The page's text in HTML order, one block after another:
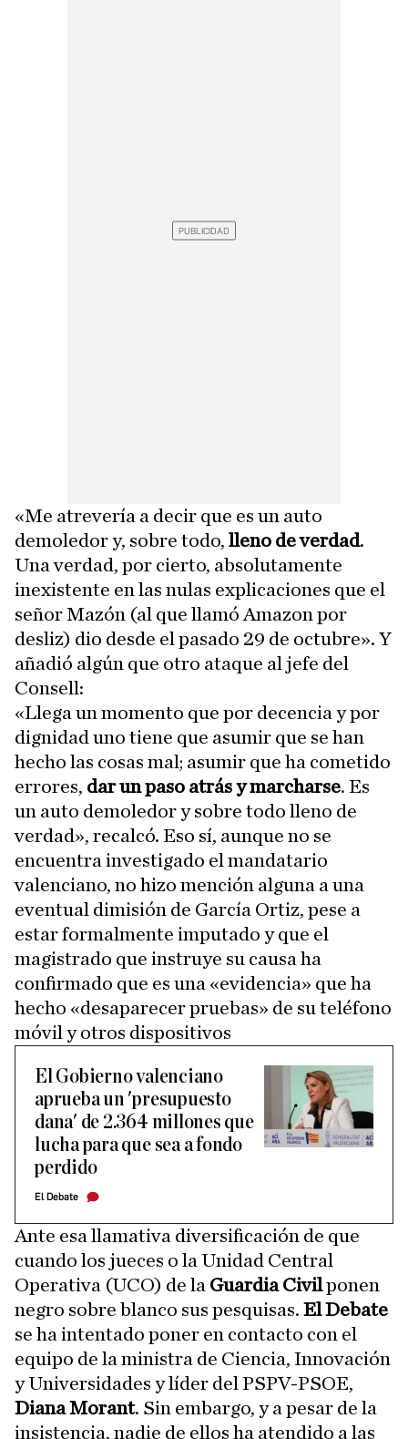
«Me atrevería a decir que es un auto
demoledor y, sobre todo, lleno de verdad.
Una verdad, por cierto, absolutamente
inexistente en las nulas explicaciones que el
señor Mazón (al que llamó Amazon por
desliz) dio desde el pasado 29 de octubre». Y
añadió algún que otro ataque al jefe del
Consell:
«Llega un momento que por decencia y por
dignidad uno tiene que asumir que se han
hecho las cosas mal; asumir que ha cometido
errores, dar un paso atrás y marcharse. Es
un auto demoledor y sobre todo lleno de
verdad», recalcó. Eso sí, aunque no se
encuentra investigado el mandatario
valenciano, no hizo mención alguna a una
eventual dimisión de García Ortiz, pese a
estar formalmente imputado y que el
magistrado que instruye su causa ha
confirmado que es una «evidencia» que ha
hecho «desaparecer pruebas» de su teléfono
móvil y otros dispositivos
El Gobierno valenciano
aprueba un 'presupuesto
dana' de 2.364 millones que
lucha para que sea a fondo
perdido
El Debate
Ante esa llamativa diversificación de que
cuando los jueces o la Unidad Central
Operativa (UCO) de la Guardia Civilponen
negro sobre blanco sus pesquisas. El Debate
se ha intentado poner en contacto con el
equipo de la ministra de Ciencia, Innovación
y Universidades y líder del PSPV-PSOE,
Diana Morant. Sin embargo, y a pesar de la
insistencia, nadie de ellos ha atendido a las